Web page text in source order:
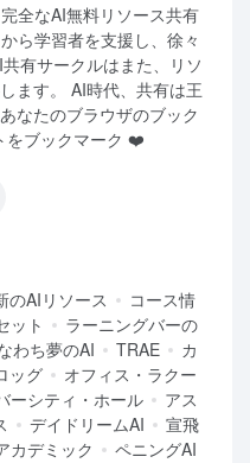
全なAI無料リソース共有
ら学習者を支援し、徐々
有サークルはまた、リソ
ます。 AI時代、共有は王
なたのブラウザのブック
をブックマーク ❤️
のAIリソース
コース情
ット
ラーニングバーの
わち夢のAI TRAE
カ
ッグ
オフィス・ラクー
ーシティ・ホール
アス
デイドリームAI
宣飛
カデミック ペニングAI